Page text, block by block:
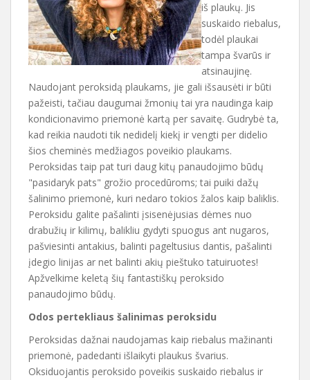
iš plaukų. Jis
suskaido riebalus,
todėl plaukai
tampa švarūs ir
atsinaujinę.
Naudojant peroksidą plaukams, jie gali išsausėti ir būti
pažeisti, tačiau daugumai žmonių tai yra naudinga kaip
kondicionavimo priemonė kartą per savaitę. Gudrybė ta,
kad reikia naudoti tik nedidelį kiekį ir vengti per didelio
šios cheminės medžiagos poveikio plaukams.
Peroksidas taip pat turi daug kitų panaudojimo būdų
"pasidaryk pats" grožio procedūroms; tai puiki dažų
šalinimo priemonė, kuri nedaro tokios žalos kaip baliklis.
Peroksidu galite pašalinti įsisenėjusias dėmes nuo
drabužių ir kilimų, balikliu gydyti spuogus ant nugaros,
pašviesinti antakius, balinti pageltusius dantis, pašalinti
įdegio linijas ar net balinti akių pieštuko tatuiruotes!
Apžvelkime keletą šių fantastiškų peroksido
panaudojimo būdų.
Odos pertekliaus šalinimas peroksidu
Peroksidas dažnai naudojamas kaip riebalus mažinanti
priemonė, padedanti išlaikyti plaukus švarius.
Oksiduojantis peroksido poveikis suskaido riebalus ir